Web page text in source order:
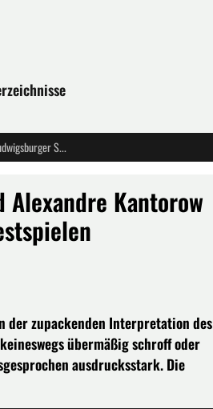
KLANGLICHE GESCHLOSSENHEIT -- Klavierabend Alexandre Kantorow im Ordenssaal bei den Ludwigsburger Schlossfestspielen
Alexandre Kantorow
der zupackenden Interpretation des
übermäßig schroff oder
ausdrucksstark. Die